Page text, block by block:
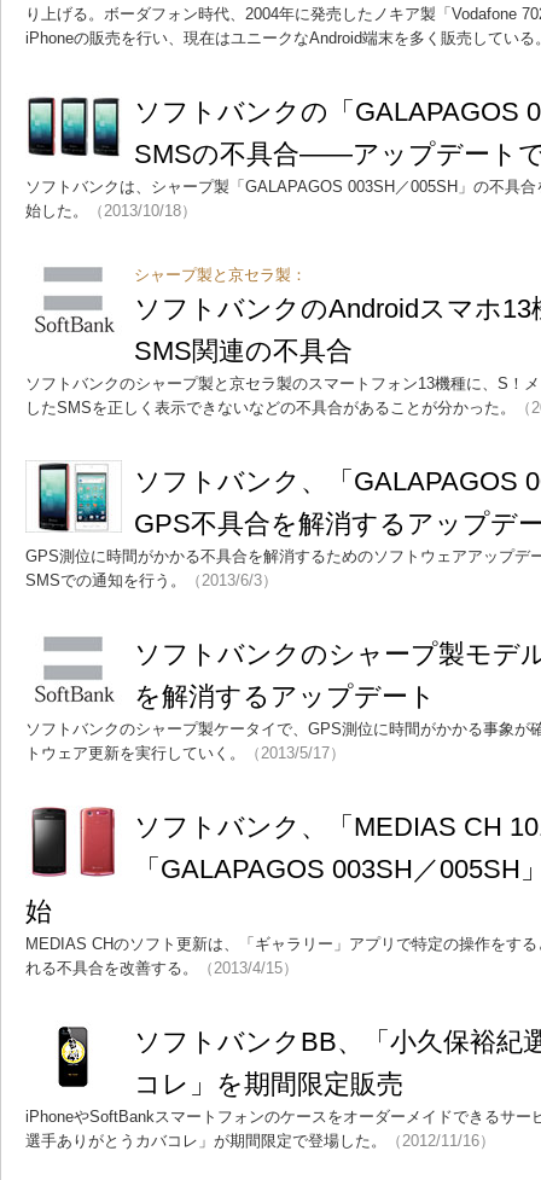
り上げる。ボーダフォン時代、2004年に発売したノキア製「Vodafone
iPhoneの販売を行い、現在はユニークなAndroid端末を多く販売している
ソフトバンクの「GALAPAGOS
SMSの不具合――アップデート
ソフトバンクは、シャープ製「GALAPAGOS 003SH／005SH」の不具
始した。
（2013/10/18）
シャープ製と京セラ製：
ソフトバンクのAndroidスマホ
SMS関連の不具合
ソフトバンクのシャープ製と京セラ製のスマートフォン13機種に、S！
したSMSを正しく表示できないなどの不具合があることが分かった。
ソフトバンク、「GALAPAGOS
GPS不具合を解消するアップデ
GPS測位に時間がかかる不具合を解消するためのソフトウェアアップデ
SMSでの通知を行う。
（2013/6/3）
ソフトバンクのシャープ製モデ
を解消するアップデート
ソフトバンクのシャープ製ケータイで、GPS測位に時間がかかる事象が
トウェア更新を実行していく。
（2013/5/17）
ソフトバンク、「MEDIAS CH
「GALAPAGOS 003SH／
始
MEDIAS CHのソフト更新は、「ギャラリー」アプリで特定の操作をす
れる不具合を改善する。
（2013/4/15）
ソフトバンクBB、「小久保裕紀
コレ」を期間限定販売
iPhoneやSoftBankスマートフォンのケースをオーダーメイドできるサー
選手ありがとうカバコレ」が期間限定で登場した。
（2012/11/16）